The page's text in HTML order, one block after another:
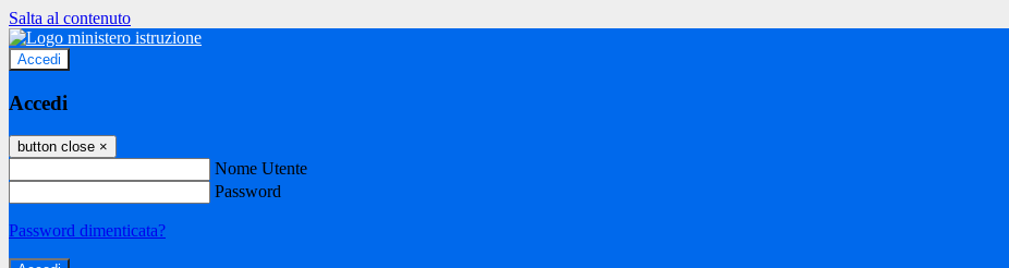
Salta al contenuto
Accedi
Accedi
button close ×
Nome Utente
Password
Password dimenticata?